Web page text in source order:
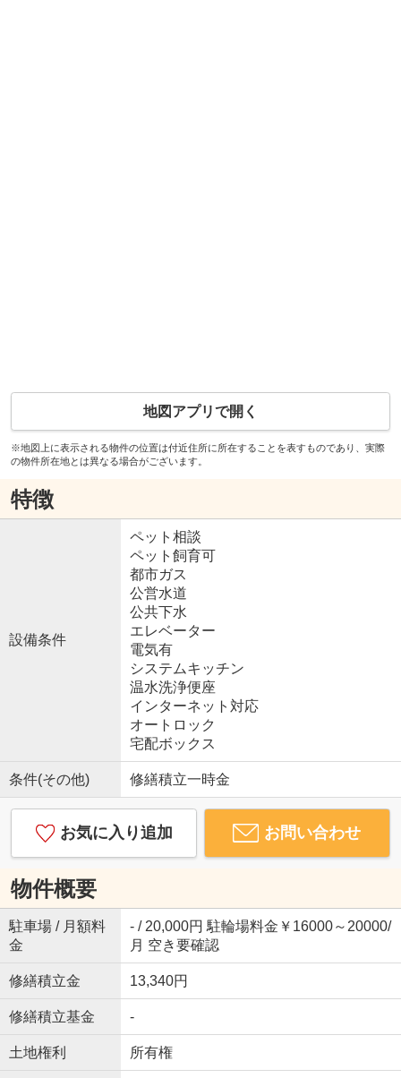
地図アプリで開く
※地図上に表示される物件の位置は付近住所に所在することを表すものであり、実際
の物件所在地とは異なる場合がございます。
特徴
設備条件
ペット相談
ペット飼育可
都市ガス
公営水道
公共下水
エレベーター
電気有
システムキッチン
温水洗浄便座
インターネット対応
オートロック
宅配ボックス
条件(その他) 修繕積立一時金
お気に入り追加 お問い合わせ
物件概要
駐車場 / 月額料
金
- / 20,000円 駐輪場料金￥16000～20000/
月 空き要確認
修繕積立金 13,340円
修繕積立基金 -
土地権利 所有権